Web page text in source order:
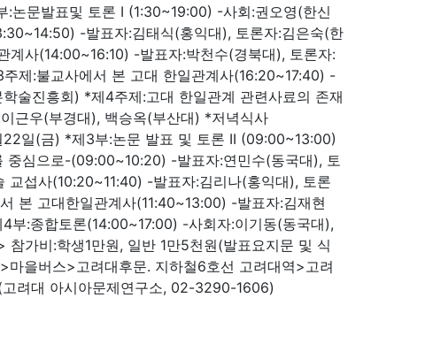
논문발표및 토론 I (1:30~19:00) -사회:권오영(한신
-발표자:김태식(홍익대), 토론자:김은숙(한
계사(14:00~16:10) -발표자:박천수(경북대), 토론자:
제:불교사에서 본 고대 한일관계사(16:20~17:40) -
술진흥회) *제4주제:고대 한일관계 관련사료의 존재
근우(부경대), 백승옥(부산대) *저녁식사
일(금) *제3부:논문 발표 및 토론 II (09:00~13:00)
심으로-(09:00~10:20) -발표자:연민수(동국대), 토
섭사(10:20~11:40) -발표자:김리나(홍익대), 토론
본 고대한일관계사(11:40~13:00) -발표자:김재현
:종합토론(14:00~17:00) -사회자:이기동(동국대),
가비:학생1만원, 일반 1만5천원(발표요지문 및 식
을버스>고려대후문. 지하철6호선 고려대역>고려
려대 아시아문제연구소, 02-3290-1606)